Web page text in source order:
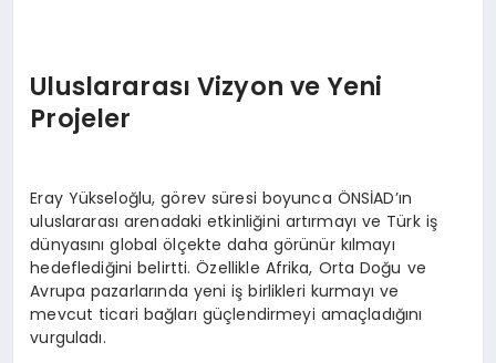
Uluslararası Vizyon ve Yeni
Projeler
Eray Yükseloğlu, görev süresi boyunca ÖNSİAD’ın
uluslararası arenadaki etkinliğini artırmayı ve Türk iş
dünyasını global ölçekte daha görünür kılmayı
hedeflediğini belirtti. Özellikle Afrika, Orta Doğu ve
Avrupa pazarlarında yeni iş birlikleri kurmayı ve
mevcut ticari bağları güçlendirmeyi amaçladığını
vurguladı.